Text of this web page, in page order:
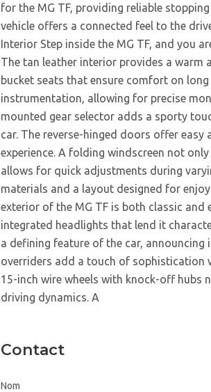
for the MG TF, providing reliable
vehicle offers a connected feel to the
Interior Step inside the MG TF, and you
The tan leather interior provides a warm
bucket seats that ensure comfort on
instrumentation, allowing for precise
mounted gear selector adds a sporty
car. The reverse-hinged doors offer
experience. A folding windscreen not
allows for quick adjustments during
materials and a layout designed for
exterior of the MG TF is both classic
integrated headlights that lend it
a defining feature of the car, announcing
overriders add a touch of sophistication
15-inch wire wheels with knock-off hubs
driving dynamics. A
Contact
Nom